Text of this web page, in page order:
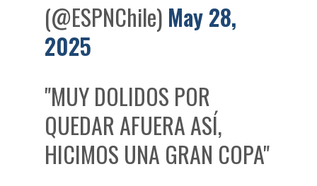
(@ESPNChile) May 28,
2025
"MUY DOLIDOS POR
QUEDAR AFUERA ASÍ,
HICIMOS UNA GRAN COPA"